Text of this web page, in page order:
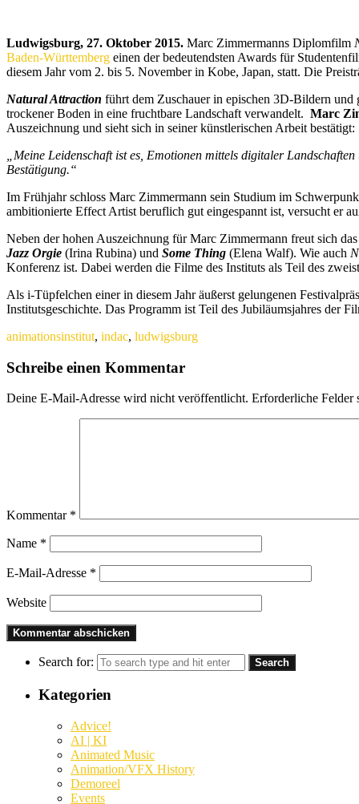
Ludwigsburg, 27. Oktober 2015. Marc Zimmermanns Diplomfilm
Baden-Württemberg einen der bedeutendsten Awards für
diesem Jahr vom 2. bis 5. November in Kobe, Japan, statt. Die
Natural Attraction führt dem Zuschauer in epischen 3D-Bildern
trockener Boden in eine fruchtbare Landschaft verwandelt. Marc
Auszeichnung und sieht sich in seiner künstlerischen Arbeit bestätigt:
„Meine Leidenschaft ist es, Emotionen mittels digitaler
Bestätigung.“
Im Frühjahr schloss Marc Zimmermann sein Studium im
ambitionierte Effect Artist beruflich gut eingespannt ist, versucht er
Neben der hohen Auszeichnung für Marc Zimmermann freut sich
Jazz Orgie (Irina Rubina) und Some Thing (Elena Walf). Wie auch
Konferenz ist. Dabei werden die Filme des Instituts als Teil des
Als i-Tüpfelchen einer in diesem Jahr äußerst gelungenen
Institutsgeschichte. Das Programm ist Teil des Jubiläumsjahres der
animationsinstitut, indac, ludwigsburg
Schreibe einen Kommentar
Deine E-Mail-Adresse wird nicht veröffentlicht. Erforderliche Felder
Kommentar *
Name *
E-Mail-Adresse *
Website
Search for:
Kategorien
Advice!
AI | KI
Animated Music
Animation/VFX History
Demoreel
Events